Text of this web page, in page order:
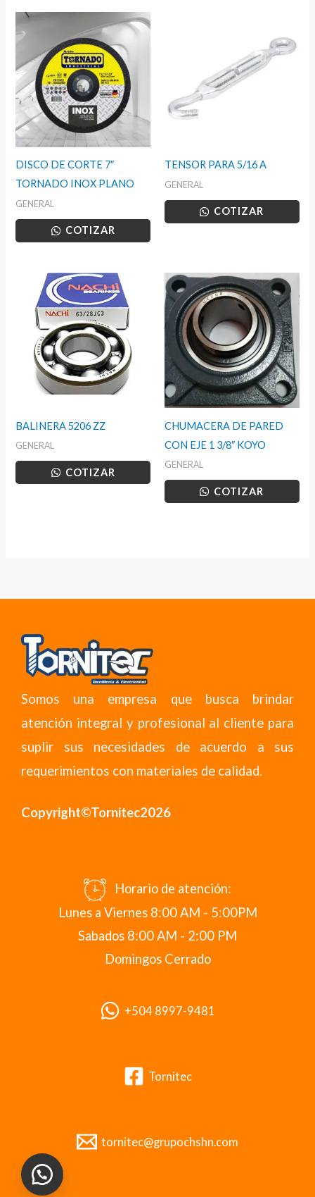
cantidad
DISCO DE CORTE 7″
TORNADO INOX PLANO
GENERAL
COTIZAR
TENSOR PARA 5/16 A
GENERAL
COTIZAR
BALINERA 5206 ZZ
GENERAL
COTIZAR
CHUMACERA DE PARED
CON EJE 1 3/8″ KOYO
GENERAL
COTIZAR
Somos una empresa que busca brindar
atención integral y profesional al cliente para
suplir sus necesidades de acuerdo a sus
requerimientos con materiales de calidad.
Copyright©Tornitec2026
Horario de atención:
Lunes a Viernes 8:00 AM - 5:00PM
Sabados 8:00 AM - 2:00 PM
Domingos Cerrado
+504 8997-9481
Tornitec
tornitec@grupochshn.com